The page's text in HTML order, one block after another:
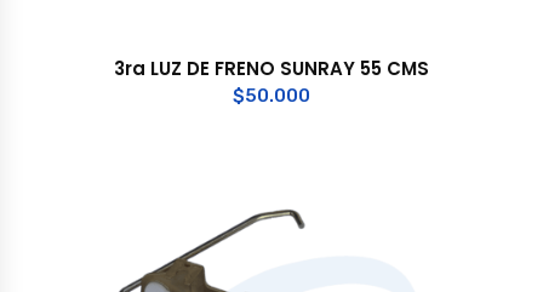
3ra LUZ DE FRENO SUNRAY 55 CMS
$50.000